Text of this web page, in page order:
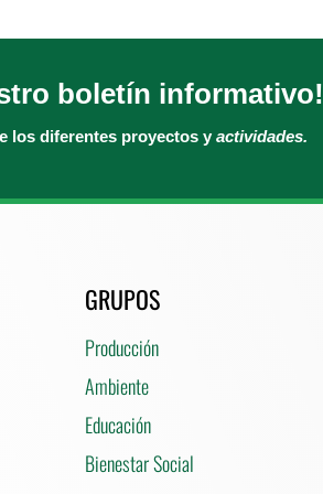
boletín informativo!
los diferentes proyectos y actividades.
GRUPOS
Producción
Ambiente
Educación
Bienestar Social